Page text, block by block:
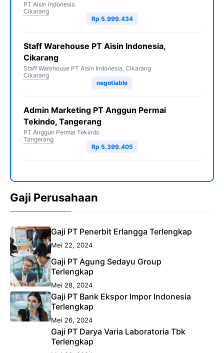
PT Aisin Indonesia
Cikarang
Rp 5.999.434
Staff Warehouse PT Aisin Indonesia,
Cikarang
Staff Warehouse PT Aisin Indonesia, Cikarang
Cikarang
negotiable
Admin Marketing PT Anggun Permai
Tekindo, Tangerang
PT Anggun Permai Tekindo
Tangerang
Rp 5.399.405
Gaji Perusahaan
Gaji PT Penerbit Erlangga Terlengkap
Mei 22, 2024
Gaji PT Agung Sedayu Group
Terlengkap
Mei 28, 2024
Gaji PT Bank Ekspor Impor Indonesia
Terlengkap
Mei 26, 2024
Gaji PT Darya Varia Laboratoria Tbk
Terlengkap